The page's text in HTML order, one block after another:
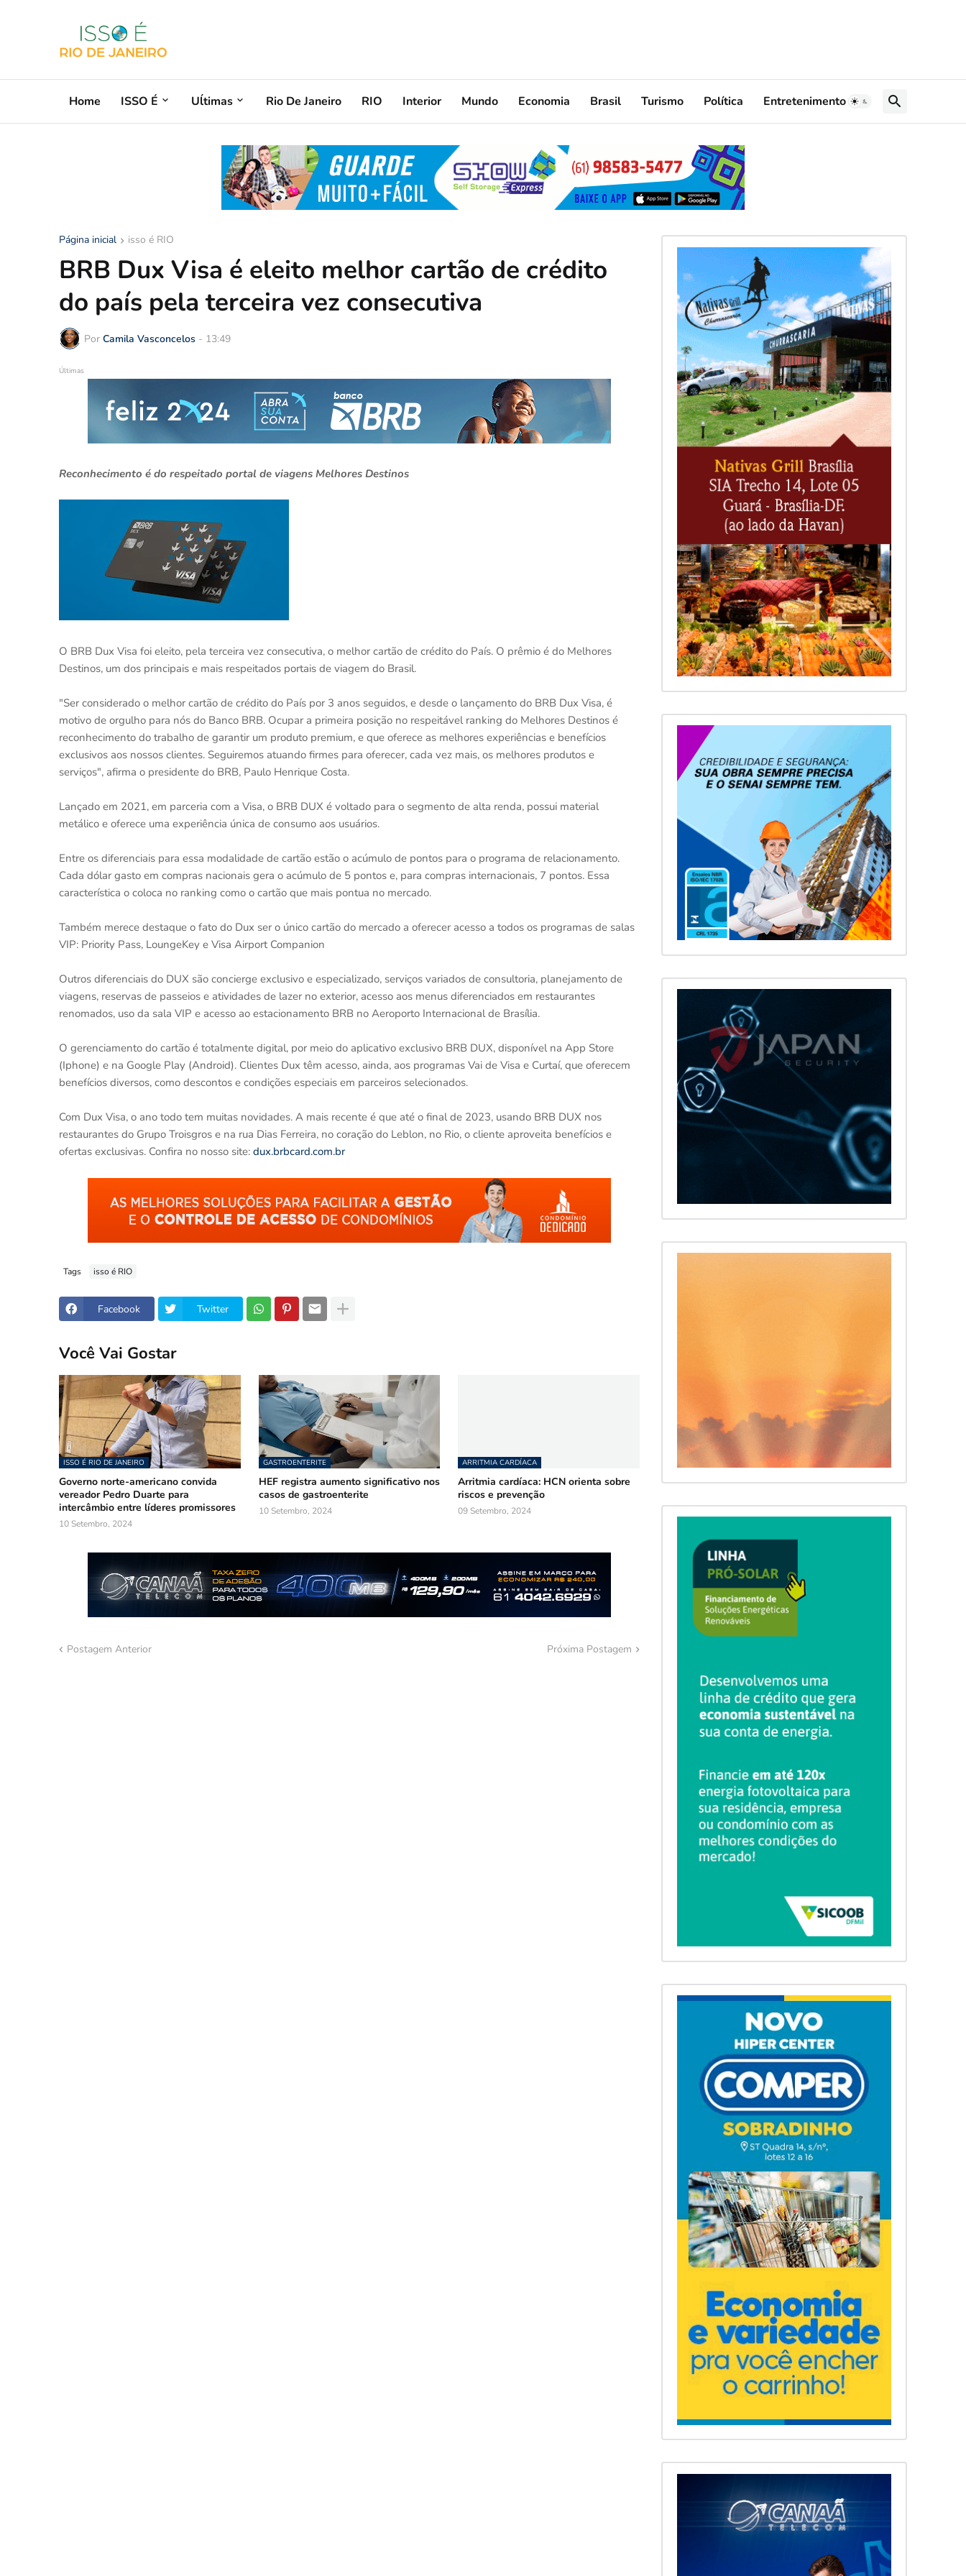
Home ISSO É Uĺtimas Rio De Janeiro RIO Interior Mundo Economia Brasil Turismo Política Entretenimento
Página inicial isso é RIO
BRB Dux Visa é eleito melhor cartão de crédito
do país pela terceira vez consecutiva
Por Camila Vasconcelos - 13:49
Últimas
Reconhecimento é do respeitado portal de viagens Melhores Destinos
O BRB Dux Visa foi eleito, pela terceira vez consecutiva, o melhor cartão de crédito do País. O prêmio é do Melhores
Destinos, um dos principais e mais respeitados portais de viagem do Brasil.
"Ser considerado o melhor cartão de crédito do País por 3 anos seguidos, e desde o lançamento do BRB Dux Visa, é
motivo de orgulho para nós do Banco BRB. Ocupar a primeira posição no respeitável ranking do Melhores Destinos é
reconhecimento do trabalho de garantir um produto premium, e que oferece as melhores experiências e benefícios
exclusivos aos nossos clientes. Seguiremos atuando firmes para oferecer, cada vez mais, os melhores produtos e
serviços", afirma o presidente do BRB, Paulo Henrique Costa.
Lançado em 2021, em parceria com a Visa, o BRB DUX é voltado para o segmento de alta renda, possui material
metálico e oferece uma experiência única de consumo aos usuários.
Entre os diferenciais para essa modalidade de cartão estão o acúmulo de pontos para o programa de relacionamento.
Cada dólar gasto em compras nacionais gera o acúmulo de 5 pontos e, para compras internacionais, 7 pontos. Essa
característica o coloca no ranking como o cartão que mais pontua no mercado.
Também merece destaque o fato do Dux ser o único cartão do mercado a oferecer acesso a todos os programas de salas
VIP: Priority Pass, LoungeKey e Visa Airport Companion
Outros diferenciais do DUX são concierge exclusivo e especializado, serviços variados de consultoria, planejamento de
viagens, reservas de passeios e atividades de lazer no exterior, acesso aos menus diferenciados em restaurantes
renomados, uso da sala VIP e acesso ao estacionamento BRB no Aeroporto Internacional de Brasília.
O gerenciamento do cartão é totalmente digital, por meio do aplicativo exclusivo BRB DUX, disponível na App Store
(Iphone) e na Google Play (Android). Clientes Dux têm acesso, ainda, aos programas Vai de Visa e Curtaí, que oferecem
benefícios diversos, como descontos e condições especiais em parceiros selecionados.
Com Dux Visa, o ano todo tem muitas novidades. A mais recente é que até o final de 2023, usando BRB DUX nos
restaurantes do Grupo Troisgros e na rua Dias Ferreira, no coração do Leblon, no Rio, o cliente aproveita benefícios e
ofertas exclusivas. Confira no nosso site: dux.brbcard.com.br
Tags isso é RIO
Facebook Twitter
Você Vai Gostar
ISSO É RIO DE JANEIRO
Governo norte-americano convida
vereador Pedro Duarte para
intercâmbio entre líderes promissores
10 Setembro, 2024
GASTROENTERITE
HEF registra aumento significativo nos
casos de gastroenterite
10 Setembro, 2024
ARRITMIA CARDÍACA
Arritmia cardíaca: HCN orienta sobre
riscos e prevenção
09 Setembro, 2024
Postagem Anterior Próxima Postagem